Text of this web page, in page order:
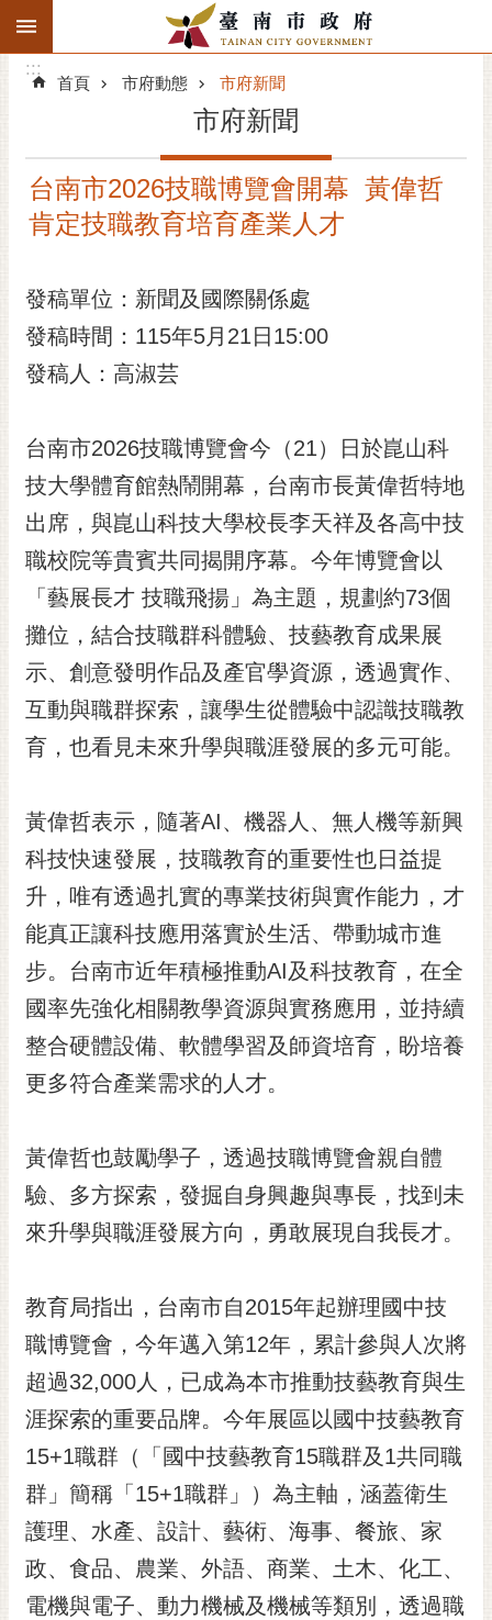
跳到主要內容區塊
搜
階
精彩府城
市府團隊
主題服務
市民互動
黃
偉
哲
光
花
泉
桐
花
網
站
導
覽
訂
閱
RSS
訂
閱
電
報
市
民
信
English
日
本
隱
私
權
及
安
全
政
:::
:::
首頁 市府動態 市府新聞
市府新聞
台南市2026技職博覽會開幕 黃偉哲
肯定技職教育培育產業人才
發稿單位：新聞及國際關係處
發稿時間：115年5月21日15:00
發稿人：高淑芸
台南市2026技職博覽會今（21）日於崑山科
技大學體育館熱鬧開幕，台南市長黃偉哲特地
出席，與崑山科技大學校長李天祥及各高中技
職校院等貴賓共同揭開序幕。今年博覽會以
「藝展長才 技職飛揚」為主題，規劃約73個
攤位，結合技職群科體驗、技藝教育成果展
示、創意發明作品及產官學資源，透過實作、
互動與職群探索，讓學生從體驗中認識技職教
育，也看見未來升學與職涯發展的多元可能。
黃偉哲表示，隨著AI、機器人、無人機等新興
科技快速發展，技職教育的重要性也日益提
升，唯有透過扎實的專業技術與實作能力，才
能真正讓科技應用落實於生活、帶動城市進
步。台南市近年積極推動AI及科技教育，在全
國率先強化相關教學資源與實務應用，並持續
整合硬體設備、軟體學習及師資培育，盼培養
更多符合產業需求的人才。
黃偉哲也鼓勵學子，透過技職博覽會親自體
驗、多方探索，發掘自身興趣與專長，找到未
來升學與職涯發展方向，勇敢展現自我長才。
教育局指出，台南市自2015年起辦理國中技
職博覽會，今年邁入第12年，累計參與人次將
超過32,000人，已成為本市推動技藝教育與生
涯探索的重要品牌。今年展區以國中技藝教育
15+1職群（「國中技藝教育15職群及1共同職
群」簡稱「15+1職群」）為主軸，涵蓋衛生
護理、水產、設計、藝術、海事、餐旅、家
政、食品、農業、外語、商業、土木、化工、
電機與電子、動力機械及機械等類別，透過職